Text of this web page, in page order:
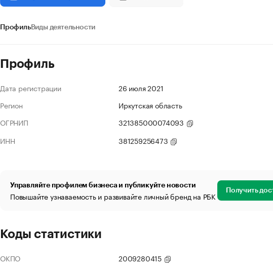
ПрофильВиды деятельности
Профиль
Дата регистрации
26 июля 2021
Регион
Иркутская область
ОГРНИП
321385000074093
ИНН
381259256473
Управляйте профилем бизнеса и публикуйте новости
Повышайте узнаваемость и развивайте личный бренд на РБК Получить
Коды статистики
ОКПО
2009280415